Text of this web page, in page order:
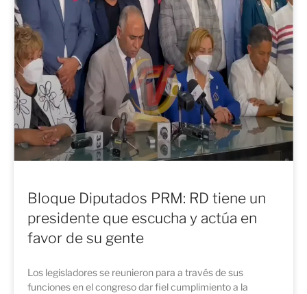
Bloque Diputados PRM: RD tiene un
presidente que escucha y actúa en
favor de su gente
Los legisladores se reunieron para a través de sus
funciones en el congreso dar fiel cumplimiento a la